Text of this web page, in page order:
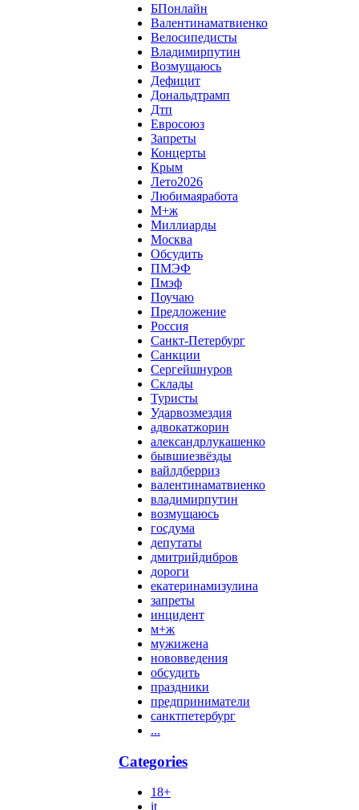
БПонлайн
Валентинаматвиенко
Велосипедисты
Владимирпутин
Возмущаюсь
Дефицит
Дональдтрамп
Дтп
Евросоюз
Запреты
Концерты
Крым
Лето2026
Любимаяработа
М+ж
Миллиарды
Москва
Обсудить
ПМЭФ
Пмэф
Поучаю
Предложение
Россия
Санкт-Петербург
Санкции
Сергейшнуров
Склады
Туристы
Ударвозмездия
адвокатжорин
александрлукашенко
бывшиезвёзды
вайлдберриз
валентинаматвиенко
владимирпутин
возмущаюсь
госдума
депутаты
дмитрийдибров
дороги
екатеринамизулина
запреты
инцидент
м+ж
мужижена
нововведения
обсудить
праздники
предприниматели
санктпетербург
...
Categories
18+
it